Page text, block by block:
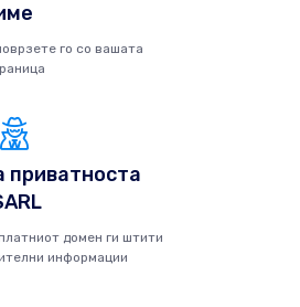
го со вашата
приватноста
домен ги штити
информации